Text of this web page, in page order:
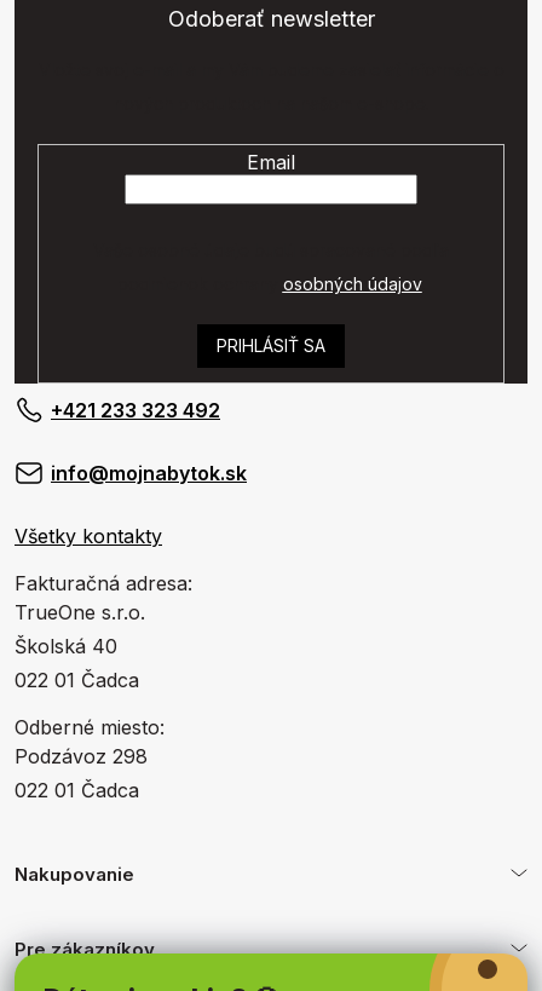
Odoberať newsletter
Email
osobných údajov.
PRIHLÁSIŤ SA
+421 233 323 492
info@mojnabytok.sk
Všetky kontakty
Fakturačná adresa:
TrueOne s.r.o.
Školská 40
022 01 Čadca
Odberné miesto:
Podzávoz 298
022 01 Čadca
Nakupovanie
Pre zákazníkov